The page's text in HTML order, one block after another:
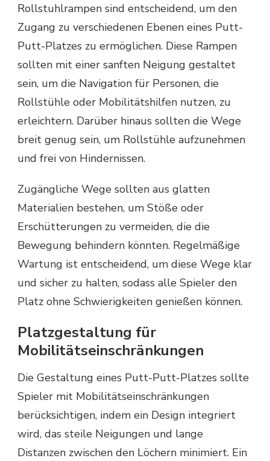
Rollstuhlrampen sind entscheidend, um den
Zugang zu verschiedenen Ebenen eines Putt-
Putt-Platzes zu ermöglichen. Diese Rampen
sollten mit einer sanften Neigung gestaltet
sein, um die Navigation für Personen, die
Rollstühle oder Mobilitätshilfen nutzen, zu
erleichtern. Darüber hinaus sollten die Wege
breit genug sein, um Rollstühle aufzunehmen
und frei von Hindernissen.
Zugängliche Wege sollten aus glatten
Materialien bestehen, um Stöße oder
Erschütterungen zu vermeiden, die die
Bewegung behindern könnten. Regelmäßige
Wartung ist entscheidend, um diese Wege klar
und sicher zu halten, sodass alle Spieler den
Platz ohne Schwierigkeiten genießen können.
Platzgestaltung für
Mobilitätseinschränkungen
Die Gestaltung eines Putt-Putt-Platzes sollte
Spieler mit Mobilitätseinschränkungen
berücksichtigen, indem ein Design integriert
wird, das steile Neigungen und lange
Distanzen zwischen den Löchern minimiert. Ein